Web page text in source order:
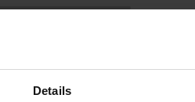
Details
Montre plus